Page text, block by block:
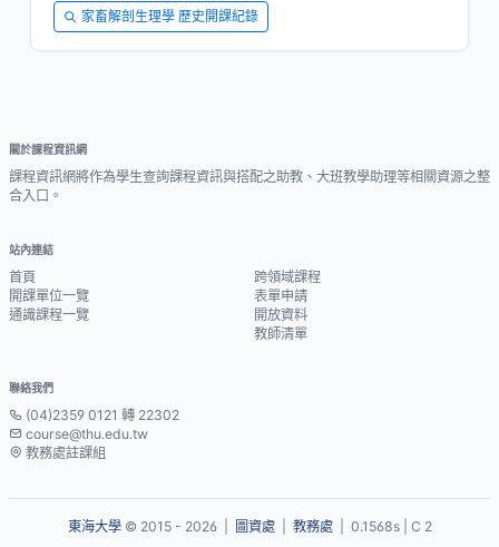
家畜解剖生理學 歷史開課紀錄
關於課程資訊網
課程資訊網將作為學生查詢課程資訊與搭配之助教、大班教學助理等相關資源之整
合入口。
站內連結
首頁
開課單位一覽
通識課程一覽
跨領域課程
表單申請
開放資料
教師清單
聯絡我們
(04)2359 0121 轉 22302
course@thu.edu.tw
教務處註課組
東海大學© 2015 - 2026 | 圖資處| 教務處| 0.1568s | C 2